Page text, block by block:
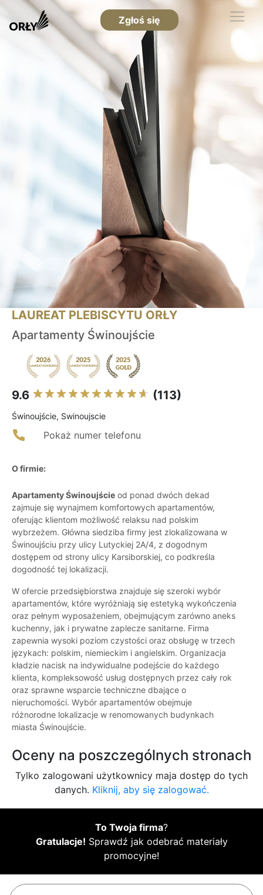
Zgłoś się
LAUREAT PLEBISCYTU ORŁY
Apartamenty Świnoujście
9.6 (113)
Świnoujście, Swinoujscie
Pokaż numer telefonu
O firmie:
Apartamenty Świnoujście od ponad dwóch dekad
zajmuje się wynajmem komfortowych apartamentów,
oferując klientom możliwość relaksu nad polskim
wybrzeżem. Główna siedziba firmy jest zlokalizowana w
Świnoujściu przy ulicy Lutyckiej 2A/4, z dogodnym
dostępem od strony ulicy Karsiborskiej, co podkreśla
dogodność tej lokalizacji.
W ofercie przedsiębiorstwa znajduje się szeroki wybór
apartamentów, które wyróżniają się estetyką wykończenia
oraz pełnym wyposażeniem, obejmującym zarówno aneks
kuchenny, jak i prywatne zaplecze sanitarne. Firma
zapewnia wysoki poziom czystości oraz obsługę w trzech
językach: polskim, niemieckim i angielskim. Organizacja
kładzie nacisk na indywidualne podejście do każdego
klienta, kompleksowość usług dostępnych przez cały rok
oraz sprawne wsparcie techniczne dbające o
nieruchomości. Wybór apartamentów obejmuje
różnorodne lokalizacje w renomowanych budynkach
miasta Świnoujście.
Oceny na poszczególnych stronach
Tylko zalogowani użytkownicy maja dostęp do tych
danych. Kliknij, aby się zalogować.
To Twoja firma?
Gratulacje! Sprawdź jak odebrać materiały
promocyjne!